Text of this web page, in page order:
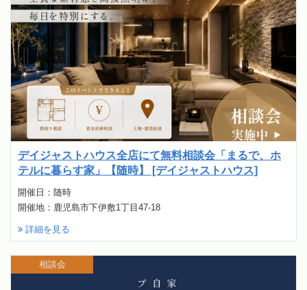
デイジャストハウス全店にて無料相談会「まるで、ホ
テルに暮らす家」【随時】 [デイジャストハウス]
開催日：随時
開催地：鹿児島市下伊敷1丁目47-18
詳細を見る
相談会